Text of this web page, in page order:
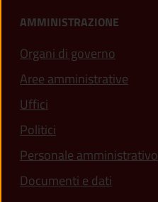
AMMINISTRAZIONE
Organi di governo
Aree amministrative
Uffici
Politici
Personale amministrativo
Documenti e dati